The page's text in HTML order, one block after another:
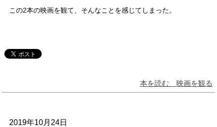
この2本の映画を観て、そんなことを感じてしまった。
本を読む 映画を観る
2019年10月24日